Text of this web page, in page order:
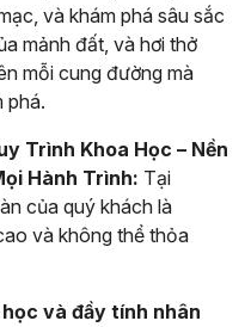
và khám phá sâu sắc
mảnh đất, và hơi thở
mỗi cung đường mà
phá.
Trình Khoa Học – Nền
Hành Trình: Tại
của quý khách là
và không thể thỏa
và đầy tính nhân